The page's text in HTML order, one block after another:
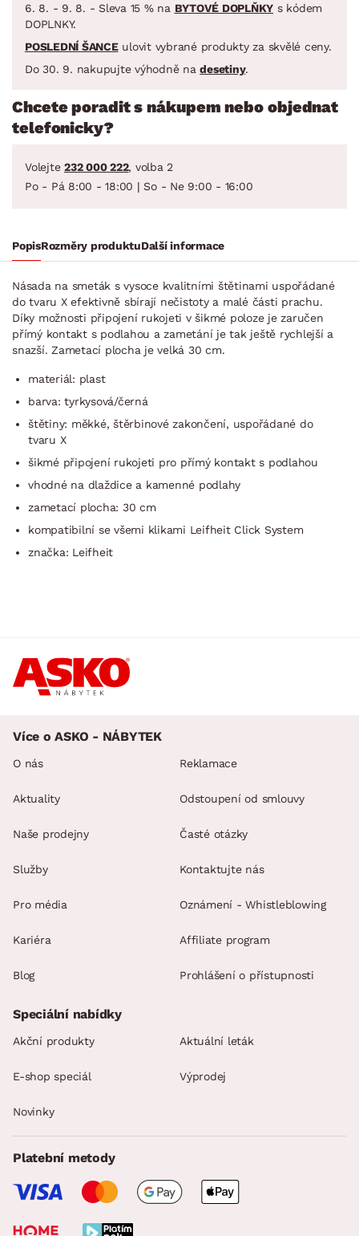
6. 8. - 9. 8. - Sleva 15 % na BYTOVÉ DOPLŇKY s kódem
DOPLNKY.
POSLEDNÍ ŠANCEulovit vybrané produkty za skvělé ceny.
Do 30. 9. nakupujte výhodně nadesetiny.
Chcete poradit s nákupem nebo objednat
telefonicky?
Volejte 232 000 222, volba 2
Po - Pá 8:00 - 18:00 | So - Ne 9:00 - 16:00
PopisRozměry produktuDalší informace
Násada na smeták s vysoce kvalitními štětinami uspořádané
do tvaru X efektivně sbírají nečistoty a malé části prachu.
Díky možnosti připojení rukojeti v šikmé poloze je zaručen
přímý kontakt s podlahou a zametání je tak ještě rychlejší a
snazší. Zametací plocha je velká 30 cm.
materiál: plast
barva: tyrkysová/černá
štětiny: měkké, štěrbinové zakončení, uspořádané do
tvaru X
šikmé připojení rukojeti pro přímý kontakt s podlahou
vhodné na dlaždice a kamenné podlahy
zametací plocha: 30 cm
kompatibilní se všemi klikami Leifheit Click System
značka: Leifheit
Více o ASKO - NÁBYTEK
O nás
Aktuality
Naše prodejny
Služby
Pro média
Kariéra
Blog
Reklamace
Odstoupení od smlouvy
Časté otázky
Kontaktujte nás
Oznámení - Whistleblowing
Affiliate program
Prohlášení o přístupnosti
Speciální nabídky
Akční produkty Aktuální leták
E-shop speciál Výprodej
Novinky
Platební metody